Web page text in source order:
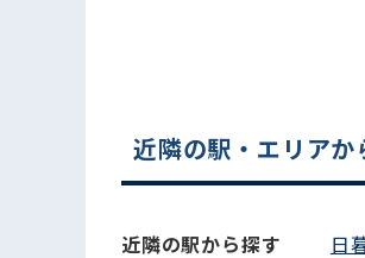
近隣の駅・エリアか
近隣の駅から探す 日